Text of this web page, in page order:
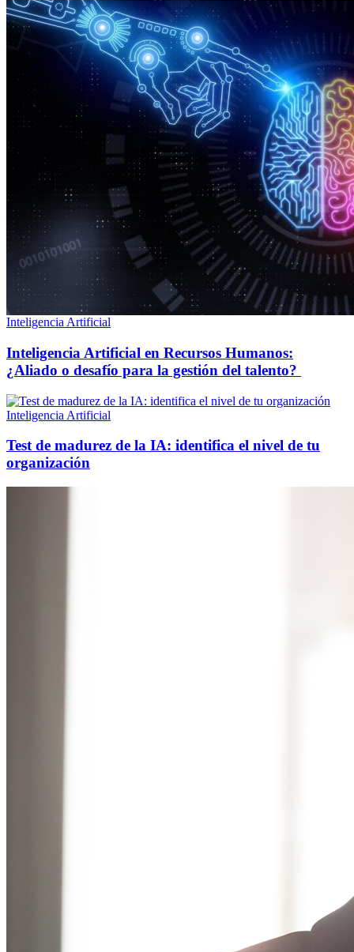
Inteligencia Artificial
Inteligencia Artificial en Recursos Humanos:
¿Aliado o desafío para la gestión del talento?
Inteligencia Artificial
Test de madurez de la IA: identifica el nivel de tu
organización